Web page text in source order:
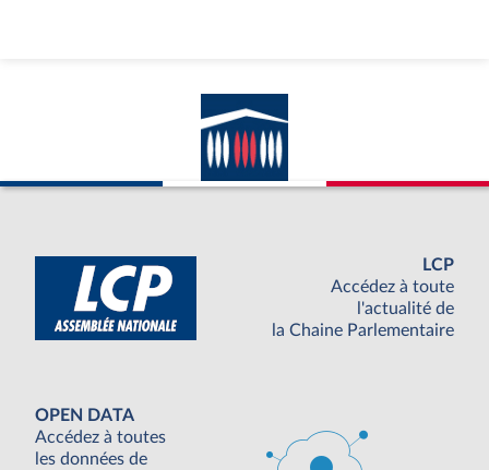
LCP
Accédez à toute
l'actualité de
la Chaine Parlementaire
OPEN DATA
Accédez à toutes
les données de